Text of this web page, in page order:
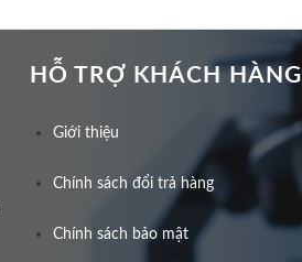
HỖ TRỢ KHÁCH HÀNG
Giới thiệu
Chính sách đổi trả hàng
Chính sách bảo mật